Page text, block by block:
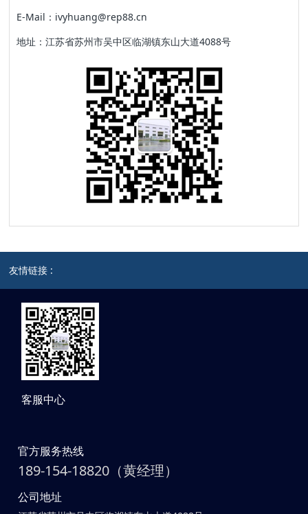
E-Mail：ivyhuang@rep88.cn
地址：江苏省苏州市吴中区临湖镇东山大道4088号
友情链接 :
客服中心
官方服务热线
189-154-18820（黄经理）
公司地址